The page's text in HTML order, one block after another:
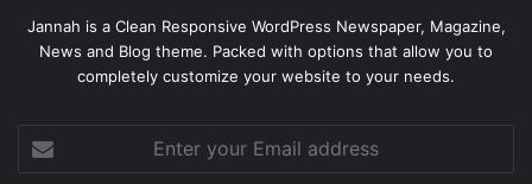
Jannah is a Clean Responsive WordPress Newspaper, Magazine,
News and Blog theme. Packed with options that allow you to
completely customize your website to your needs.
your